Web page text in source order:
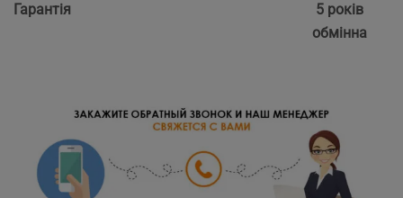
Гарантія
5 років
обмінна